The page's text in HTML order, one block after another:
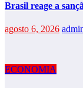
Brasil reage a
agosto 6, 2026
ECONOMIA